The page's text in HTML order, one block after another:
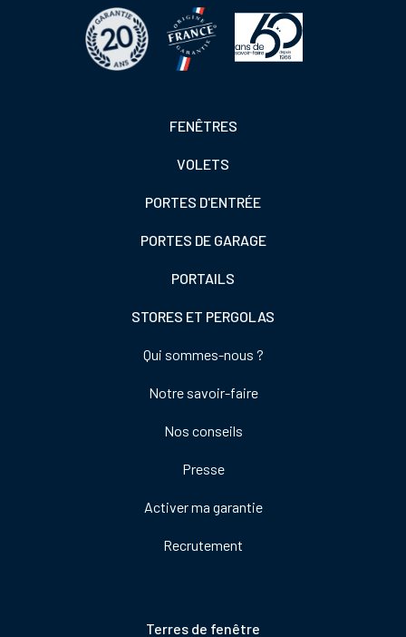
FENÊTRES
VOLETS
PORTES D'ENTRÉE
PORTES DE GARAGE
PORTAILS
STORES ET PERGOLAS
Qui sommes-nous ?
Notre savoir-faire
Nos conseils
Presse
Activer ma garantie
Recrutement
Terres de fenêtre